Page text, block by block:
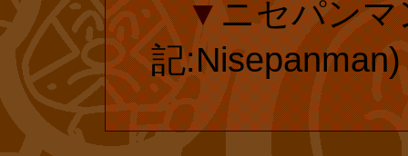
う。しかし、や
めの作品などは
ずです。
▼ニセパンマ
記:Nisepanman)